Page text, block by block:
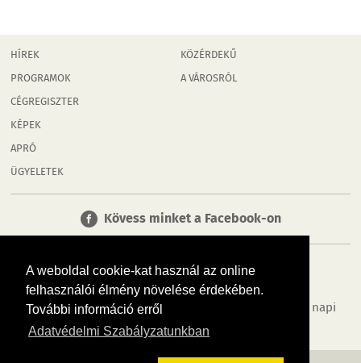
A weboldal cookie-kat használ az online
felhasználói élmény növelése érdekében.
További információ erről
Adatvédelmi Szabályzatunkban
HÍREK
PROGRAMOK
CÉGREGISZTER
KÉPEK
APRÓ
ÜGYELETEK
KÖZÉRDEKŰ
A VÁROSRÓL
Kövess minket a Facebook-on
Tudj meg többet városodról! Hírek, programok, képek, napi
menü, cégek…. és minden, ami Mosonmagyaróvár